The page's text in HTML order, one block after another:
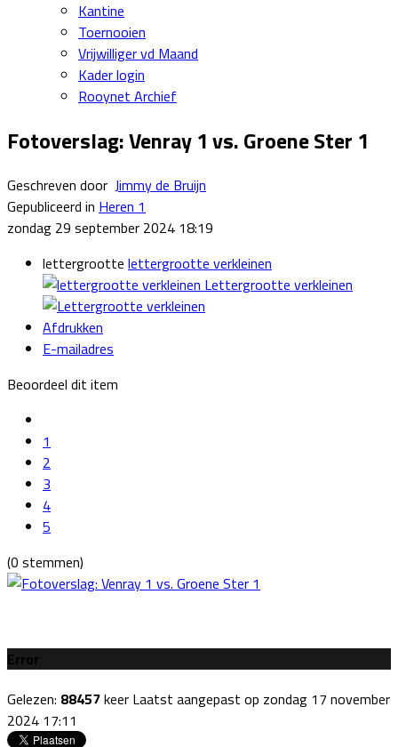
Kantine
Toernooien
Vrijwilliger vd Maand
Kader login
Rooynet Archief
Fotoverslag: Venray 1 vs. Groene Ster 1
Geschreven door Jimmy de Bruijn
Gepubliceerd in Heren 1
zondag 29 september 2024 18:19
lettergrootte lettergrootte verkleinen
Lettergrootte verkleinen
Afdrukken
E-mailadres
Beoordeel dit item
1
2
3
4
5
(0 stemmen)
Error
Gelezen: 88457keer Laatst aangepast op zondag 17 november
2024 17:11